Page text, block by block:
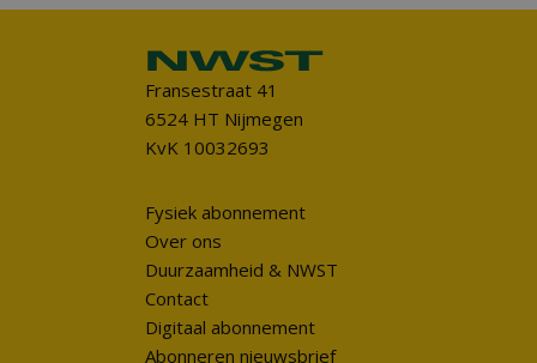
Fransestraat 41
6524 HT Nijmegen
KvK 10032693
Fysiek abonnement
Over ons
Duurzaamheid & NWST
Contact
Digitaal abonnement
Abonneren nieuwsbrief